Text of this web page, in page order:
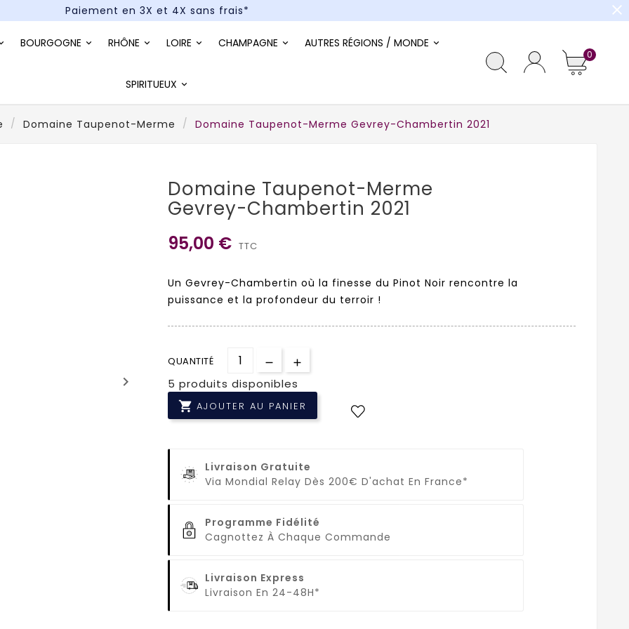
Paiement en 3X et 4X sans frais*
close
BOURGOGNE RHÔNE LOIRE CHAMPAGNE AUTRES RÉGIONS / MONDE
SPIRITUEUX
0
Domaine Taupenot-Merme Domaine Taupenot-Merme Gevrey-Chambertin 2021
keyboard_arrow_right
Domaine Taupenot-Merme
Gevrey-Chambertin 2021
95,00 € TTC
Un Gevrey-Chambertin où la finesse du Pinot Noir rencontre la
puissance et la profondeur du terroir !
QUANTITÉ
5 produits disponibles
 AJOUTER AU PANIER
Livraison Gratuite
Via Mondial Relay Dès 200€ D'achat En France*
Programme Fidélité
Cagnottez À Chaque Commande
Livraison Express
Livraison En 24-48H*